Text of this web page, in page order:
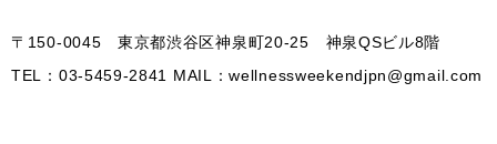
〒150-0045 東京都渋谷区神泉町20-25 神泉QSビル8階
TEL：03-5459-2841 MAIL：wellnessweekendjpn@gmail.com